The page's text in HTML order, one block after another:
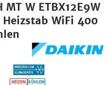
W ETBX12E9W
WiFi 400